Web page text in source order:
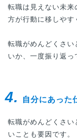
転職は見えない未来
方が行動に移しやす
転職がめんどくさい
いか、一度振り返っ
4. 自分にあった
転職がめんどくさい
いことも要因です。